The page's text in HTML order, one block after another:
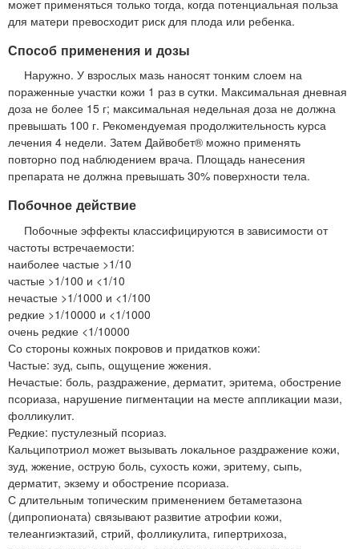
может применяться только тогда, когда потенциальная польза
для матери превосходит риск для плода или ребенка.
Способ применения и дозы
Наружно. У взрослых мазь наносят тонким слоем на
пораженные участки кожи 1 раз в сутки. Максимальная дневная
доза не более 15 г; максимальная недельная доза не должна
превышать 100 г. Рекомендуемая продолжительность курса
лечения 4 недели. Затем Дайвобет® можно применять
повторно под наблюдением врача. Площадь нанесения
препарата не должна превышать 30% поверхности тела.
Побочное действие
Побочные эффекты классифицируются в зависимости от
частоты встречаемости:
наиболее частые >1/10
частые >1/100 и <1/10
нечастые >1/1000 и <1/100
редкие >1/10000 и <1/1000
очень редкие <1/10000
Со стороны кожных покровов и придатков кожи:
Частые: зуд, сыпь, ощущение жжения.
Нечастые: боль, раздражение, дерматит, эритема, обострение
псориаза, нарушение пигментации на месте аппликации мази,
фолликулит.
Редкие: пустулезный псориаз.
Кальципотриол может вызывать локальное раздражение кожи,
зуд, жжение, острую боль, сухость кожи, эритему, сыпь,
дерматит, экзему и обострение псориаза.
С длительным топическим применением бетаметазона
(дипропионата) связывают развитие атрофии кожи,
телеангиэктазий, стрий, фолликулита, гипертрихоза,